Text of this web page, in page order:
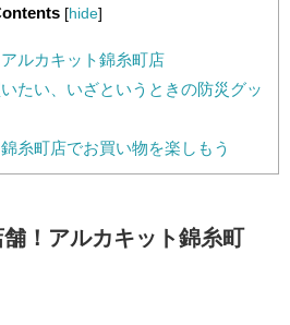
[hide]
ルカキット錦糸町店
たい、いざというときの防災グッ
糸町店でお買い物を楽しもう
！アルカキット錦糸町